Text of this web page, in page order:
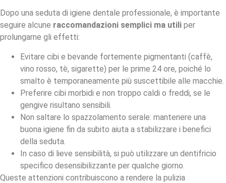
Dopo una seduta di igiene dentale professionale, è importante
seguire alcune raccomandazioni semplici ma utili per
prolungarne gli effetti:
Evitare cibi e bevande fortemente pigmentanti (caffè,
vino rosso, tè, sigarette) per le prime 24 ore, poiché lo
smalto è temporaneamente più suscettibile alle macchie.
Preferire cibi morbidi e non troppo caldi o freddi, se le
gengive risultano sensibili.
Non saltare lo spazzolamento serale: mantenere una
buona igiene fin da subito aiuta a stabilizzare i benefici
della seduta.
In caso di lieve sensibilità, si può utilizzare un dentifricio
specifico desensibilizzante per qualche giorno.
Queste attenzioni contribuiscono a rendere la pulizia